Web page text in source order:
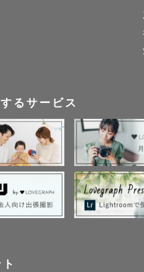
《問い合わせ
スケジュー
スケジュール
ご連絡は２４
不安なことは
《さいごに》
るサービス